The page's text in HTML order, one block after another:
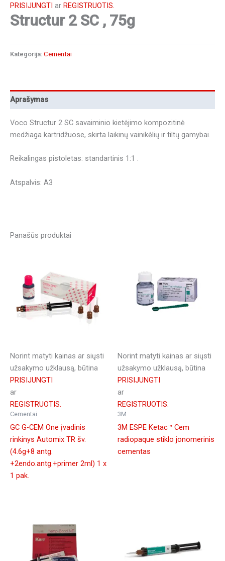
PRISIJUNGTI ar REGISTRUOTIS.
Structur 2 SC , 75g
Kategorija: Cementai
Aprašymas
Voco Structur 2 SC savaiminio kietėjimo kompozitinė
medžiaga kartridžuose, skirta laikinų vainikėlių ir tiltų gamybai.
Reikalingas pistoletas: standartinis 1:1 .
Atspalvis: A3
Panašūs produktai
Norint matyti kainas ar siųsti
užsakymo užklausą, būtina
PRISIJUNGTI
ar
REGISTRUOTIS.
Cementai
GC G-CEM One įvadinis
rinkinys Automix TR šv.
(4.6g+8 antg.
+2endo.antg.+primer 2ml) 1 x
1 pak.
Norint matyti kainas ar siųsti
užsakymo užklausą, būtina
PRISIJUNGTI
ar
REGISTRUOTIS.
3M
3M ESPE Ketac™ Cem
radiopaque stiklo jonomerinis
cementas